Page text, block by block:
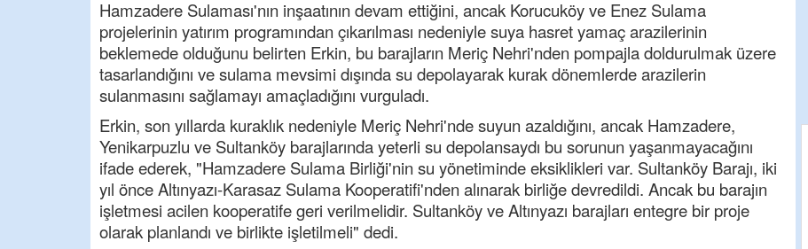
Hamzadere Sulaması'nın inşaatının devam ettiğini, ancak Korucuköy ve Enez Sulama
projelerinin yatırım programından çıkarılması nedeniyle suya hasret yamaç arazilerinin
beklemede olduğunu belirten Erkin, bu barajların Meriç Nehri'nden pompajla doldurulmak üzere
tasarlandığını ve sulama mevsimi dışında su depolayarak kurak dönemlerde arazilerin
sulanmasını sağlamayı amaçladığını vurguladı.
Erkin, son yıllarda kuraklık nedeniyle Meriç Nehri'nde suyun azaldığını, ancak Hamzadere,
Yenikarpuzlu ve Sultanköy barajlarında yeterli su depolansaydı bu sorunun yaşanmayacağını
ifade ederek, "Hamzadere Sulama Birliği'nin su yönetiminde eksiklikleri var. Sultanköy Barajı, iki
yıl önce Altınyazı-Karasaz Sulama Kooperatifi'nden alınarak birliğe devredildi. Ancak bu barajın
işletmesi acilen kooperatife geri verilmelidir. Sultanköy ve Altınyazı barajları entegre bir proje
olarak planlandı ve birlikte işletilmeli" dedi.
Tufan
Helal